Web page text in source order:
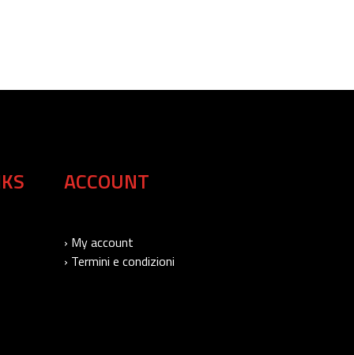
ACCOUNT
› My account
› Termini e condizioni